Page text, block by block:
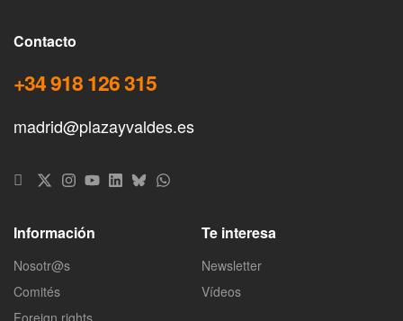
Contacto
+34 918 126 315
madrid@plazayvaldes.es
Información
Nosotr@s
Comités
Te interesa
Newsletter
Vídeos